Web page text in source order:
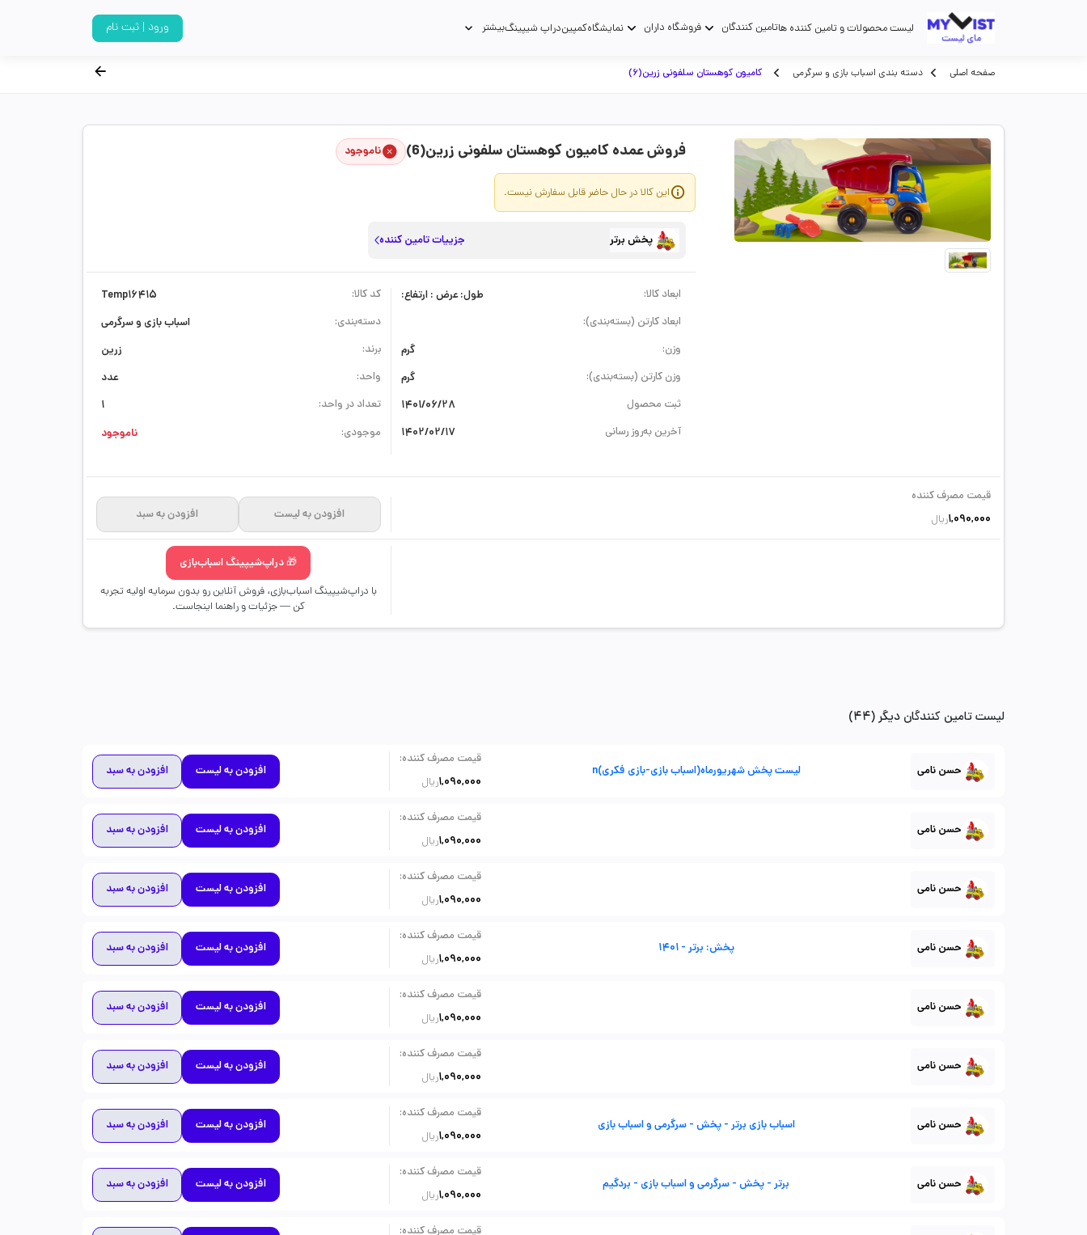
لیست محصولات و تامین کننده هاتامین کنندگان فروشگاه داران نمایشگاهکمپیندراپ شیپینگبیشتر ورود | ثبت نام
صفحه اصلی دسته بندی اسباب بازی و سرگرمی کامیون کوهستان سلفونی زرین(6)
فروش عمده کامیون کوهستان سلفونی زرین(6) ناموجود
این کالا در حال حاضر قابل سفارش نیست.
پخش برتر جزییات تامین کننده
ابعاد کالا: طول: عرض : ارتفاع:
ابعاد کارتن (بسته‌بندی):
وزن:
گرم
وزن کارتن (بسته‌بندی): گرم
ثبت محصول 1401/06/28
آخرین به‌روز رسانی 1402/02/17
کد کالا: Temp16415
دسته‌بندی: اسباب بازی و سرگرمی
برند: زرین
واحد: عدد
تعداد در واحد: 1
موجودی: ناموجود
قیمت مصرف کننده
1,090,000ریال افزودن به لیست افزودن به سبد
🎁 دراپ‌شیپینگ اسباب‌بازی
با دراپ‌شیپینگ اسباب‌بازی، فروش آنلاین رو بدون سرمایه اولیه تجربه
کن — جزئیات و راهنما اینجاست.
لیست تامین کنندگان دیگر (44)
حسن نامی لیست پخش شهریورماه(اسباب بازی-بازی فکری)n
قیمت مصرف کننده:
1,090,000ریال
افزودن به لیست افزودن به سبد
حسن نامی
قیمت مصرف کننده:
1,090,000ریال
افزودن به لیست افزودن به سبد
حسن نامی
قیمت مصرف کننده:
1,090,000ریال
افزودن به لیست افزودن به سبد
حسن نامی پخش: برتر - 1401
قیمت مصرف کننده:
1,090,000ریال
افزودن به لیست افزودن به سبد
حسن نامی
قیمت مصرف کننده:
1,090,000ریال
افزودن به لیست افزودن به سبد
حسن نامی
قیمت مصرف کننده:
1,090,000ریال
افزودن به لیست افزودن به سبد
حسن نامی اسباب بازی برتر - پخش - سرگرمی و اسباب بازی
قیمت مصرف کننده:
1,090,000ریال
افزودن به لیست افزودن به سبد
حسن نامی برتر - پخش - سرگرمی و اسباب بازی - بردگیم
قیمت مصرف کننده:
1,090,000ریال
افزودن به لیست افزودن به سبد
: